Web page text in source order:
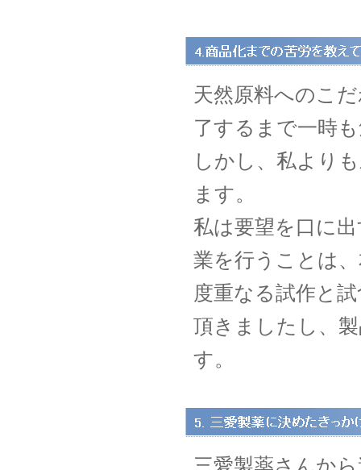
天然原料へのこ
了するまで一時
しかし、私より
ます。
私は要望を口に
業を行うことは
度重なる試作と
頂きましたし、
す。
三愛製薬さんか